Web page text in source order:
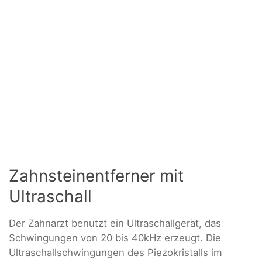
Zahnsteinentferner mit
Ultraschall
Der Zahnarzt benutzt ein Ultraschallgerät, das
Schwingungen von 20 bis 40kHz erzeugt. Die
Ultraschallschwingungen des Piezokristalls im